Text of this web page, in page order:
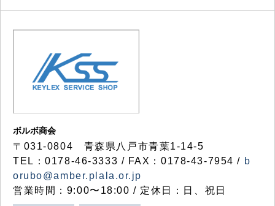
ボルボ商会
〒031-0804 青森県八戸市青葉1-14-5
TEL：0178-46-3333 / FAX：0178-43-7954 / b
orubo@amber.plala.or.jp
営業時間：9:00〜18:00 / 定休日：日、祝日